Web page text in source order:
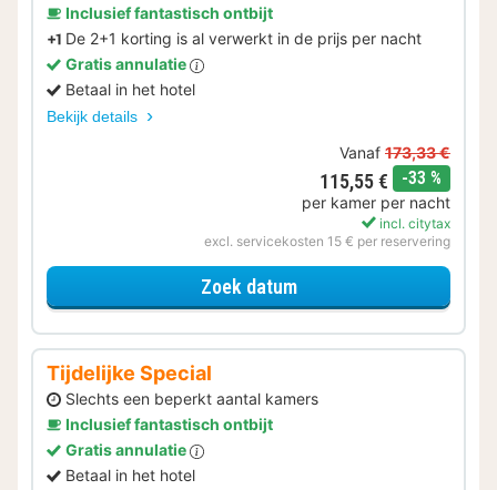
Inclusief fantastisch ontbijt
De 2+1 korting is al verwerkt in de prijs per nacht
Gratis annulatie
Betaal in het hotel
Bekijk details
Vanaf 173,33 €
115,55 € -33 %
per kamer per nacht
incl. citytax
excl. servicekosten 15 € per reservering
Zoek datumvoor 2+1 Special
Tijdelijke Special
Slechts een beperkt aantal kamers
Inclusief fantastisch ontbijt
Gratis annulatie
Betaal in het hotel